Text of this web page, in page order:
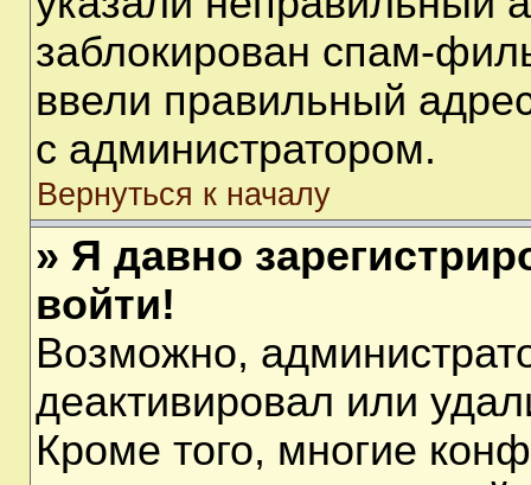
заблокирован спам-
ввели правильный
с администратором.
Вернуться к началу
» Я давно
войти!
Возможно,
деактивировал или
Кроме того, многие